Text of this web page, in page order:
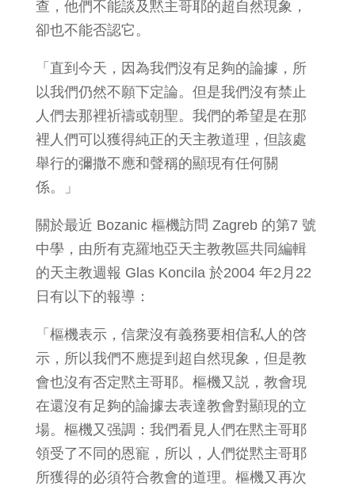
查，他們不能談及黙主哥耶的超自然現象，
卻也不能否認它。
「直到今天，因為我們沒有足夠的論據，所
以我們仍然不願下定論。但是我們沒有禁止
人們去那裡祈禱或朝聖。我們的希望是在那
裡人們可以獲得純正的天主教道理，但該處
舉行的彌撒不應和聲稱的顯現有任何關
係。」
關於最近 Bozanic 樞機訪問 Zagreb 的第7 號
中學，由所有克羅地亞天主教教區共同編輯
的天主教週報 Glas Koncila 於2004 年2月22
日有以下的報導：
「樞機表示，信衆沒有義務要相信私人的啓
示，所以我們不應提到超自然現象，但是教
會也沒有否定黙主哥耶。樞機又説，教會現
在還沒有足夠的論據去表達教會對顯現的立
場。樞機又强調：我們看見人們在黙主哥耶
領受了不同的恩寵，所以，人們從黙主哥耶
所獲得的必須符合教會的道理。樞機又再次